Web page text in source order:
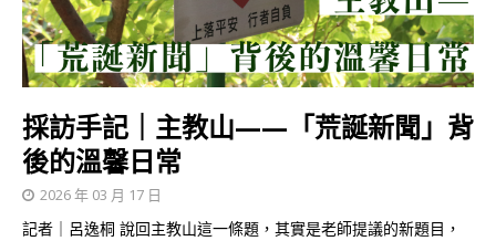
採訪手記｜主教山——「荒誕新聞」背
後的溫馨日常
2026 年 03 月 17 日
記者｜呂逸桐 說回主教山這一條題，其實是老師提議的新題目，